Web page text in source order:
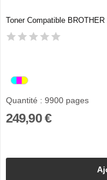
Toner Compatible
Quantité : 9900 pages
249,90 €